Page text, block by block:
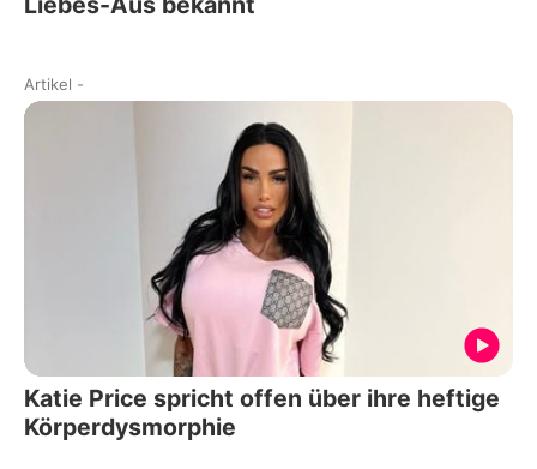
Artikel -
Katie Price spricht offen über ihre heftige
Körperdysmorphie